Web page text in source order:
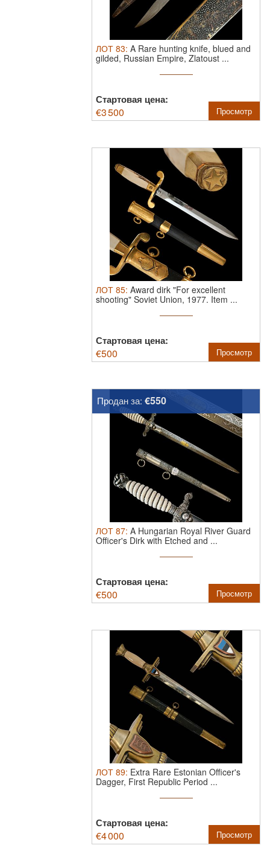
ЛОТ 83: A Rare hunting knife, blued and
gilded, Russian Empire, Zlatoust ...
Стартовая цена:
€3 500 Просмотр
ЛОТ 85: Award dirk "For excellent
shooting" Soviet Union, 1977. Item ...
Стартовая цена:
€500 Просмотр
Продан за: €550
ЛОТ 87: A Hungarian Royal River Guard
Officer's Dirk with Etched and ...
Стартовая цена:
€500 Просмотр
ЛОТ 89: Extra Rare Estonian Officer's
Dagger, First Republic Period ...
Стартовая цена:
€4 000 Просмотр